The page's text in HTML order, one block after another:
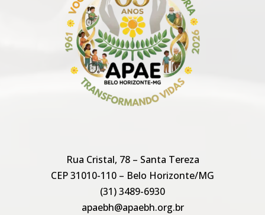
Rua Cristal, 78 – Santa Tereza
CEP 31010-110 – Belo Horizonte/MG
(31) 3489-6930
apaebh@apaebh.org.br